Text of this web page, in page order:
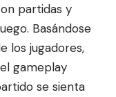
partidas y
Basándose
los jugadores,
gameplay
se sienta